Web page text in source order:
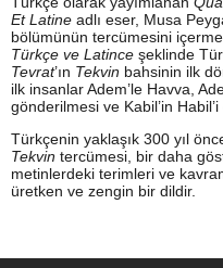
Et Latine adlı eser, Musa
bölümünün tercümesini
Türkçe ve Latince şeklinde
Tevrat’ın Tekvin bahsinin ilk
ilk insanlar Adem’le Havva,
gönderilmesi ve Kabil’in
Türkçenin yaklaşık 300 yıl
Tekvin tercümesi, bir daha
metinlerdeki terimleri ve
üretken ve zengin bir dildir.